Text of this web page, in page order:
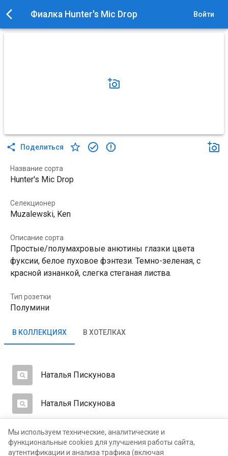
Фиалка Hunter's Mic Drop Войти
Поделиться
Название сорта
Hunter's Mic Drop
Селекционер
Muzalewski, Ken
Описание сорта
Простые/полумахровые анютины глазки цвета
фуксии, белое пуховое фэнтези. Темно-зеленая, с
красной изнанкой, слегка стеганая листва.
Тип розетки
Полумини
В КОЛЛЕКЦИЯХ В ХОТЕЛКАХ
Наталья Пискунова
Наталья Пискунова
Юлия Варлачева
Мы используем технические, аналитические и
функциональные cookies для улучшения работы сайта,
аутентификации и анализа трафика (включая